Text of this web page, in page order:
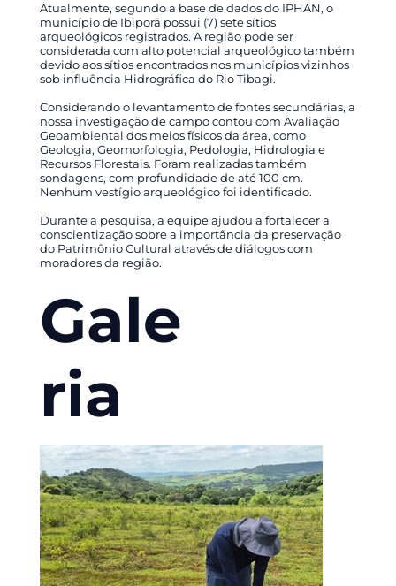
Atualmente, segundo a base de dados do IPHAN, o
município de Ibiporã possui (7) sete sítios
arqueológicos registrados. A região pode ser
considerada com alto potencial arqueológico também
devido aos sítios encontrados nos municípios vizinhos
sob influência Hidrográfica do Rio Tibagi.
Considerando o levantamento de fontes secundárias, a
nossa investigação de campo contou com Avaliação
Geoambiental dos meios físicos da área, como
Geologia, Geomorfologia, Pedologia, Hidrologia e
Recursos Florestais. Foram realizadas também
sondagens, com profundidade de até 100 cm.
Nenhum vestígio arqueológico foi identificado.
Durante a pesquisa, a equipe ajudou a fortalecer a
conscientização sobre a importância da preservação
do Patrimônio Cultural através de diálogos com
moradores da região.
Gale
ria